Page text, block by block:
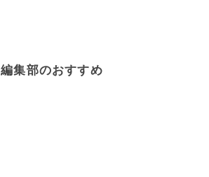
編集部のおすすめ